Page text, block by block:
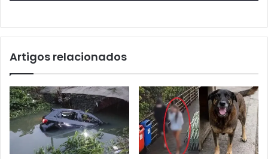
Artigos relacionados